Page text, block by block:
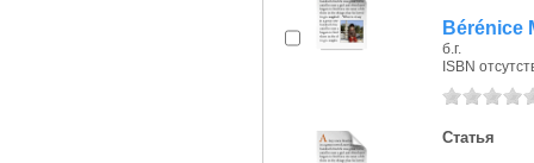
Bérénice
б.г.
ISBN
Статья